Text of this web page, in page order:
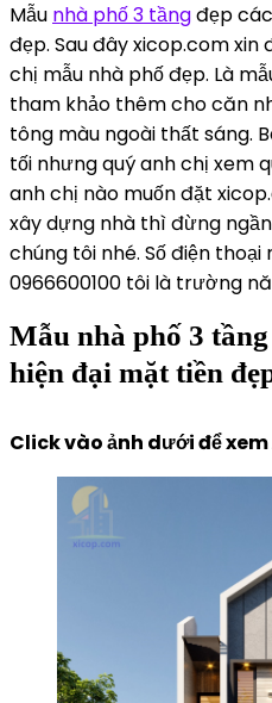
Mẫu nhà phố 3 tầngđẹp
đẹp. Sau đây xicop.com
chị mẫu nhà phố đẹp. Là
tham khảo thêm cho căn
tông màu ngoài thất sáng.
tối nhưng quý anh chị xem
anh chị nào muốn đặt
xây dựng nhà thì đừng
chúng tôi nhé. Số điện
0966600100 tôi là trường
Mẫu nhà phố 3
hiện đại mặt tiền
Click vào ảnh dưới để